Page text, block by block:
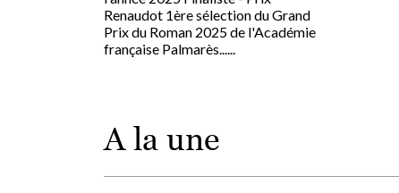
Renaudot 1ère sélection du Grand
Prix du Roman 2025 de l'Académie
française Palmarès......
A la une